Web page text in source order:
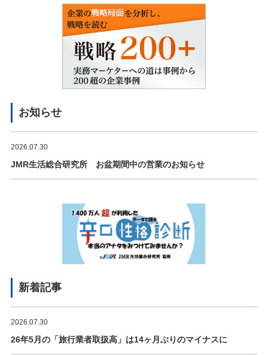
お知らせ
2026.07.30
JMR生活総合研究所 お盆期間中の営業のお知らせ
新着記事
2026.07.30
26年5月の「旅行業者取扱高」は14ヶ月ぶりのマイナスに